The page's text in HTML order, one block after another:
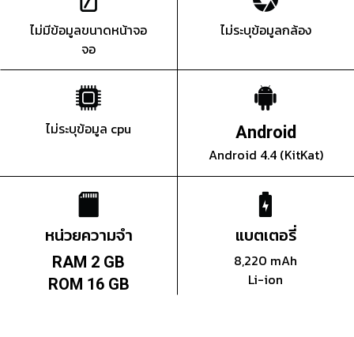
ไม่มีข้อมูลขนาดหน้าจอ
จอ
ไม่ระบุข้อมูลกล้อง
ไม่ระบุข้อมูล cpu Android
Android 4.4 (KitKat)
หน่วยความจำ
RAM 2 GB
ROM 16 GB
แบตเตอรี่
8,220 mAh
Li-ion